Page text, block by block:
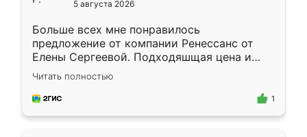
5 августа 2026
Больше всех мне понравилось
предложение от компании Ренессанс от
Елены Сергеевой. Подходяшщая цена и
короткие сроки изготовления. Приехавший
для замера сотрудник Владислав
предложил по моему эскизу самый
Читать полностью
1